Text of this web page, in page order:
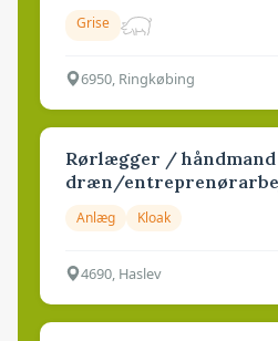
Grise
6950, Ringkøbing
Rørlægger / håndmand
dræn/
Anlæg Kloak
4690, Haslev